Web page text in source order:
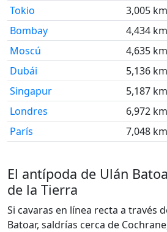
Tokio 3,005 km
Bombay
4,434 km
Moscú
4,635 km
Dubái
5,136 km
Singapur
5,187 km
Londres
6,972 km
París
7,048 km
El antípoda de Ulán
de la Tierra
Si cavaras en línea recta a través
Batoar, saldrías cerca de